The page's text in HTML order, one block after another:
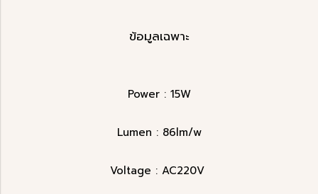
ข้อมูลเฉพาะ
Power : 15W
Lumen : 86lm/w
Voltage : AC220V